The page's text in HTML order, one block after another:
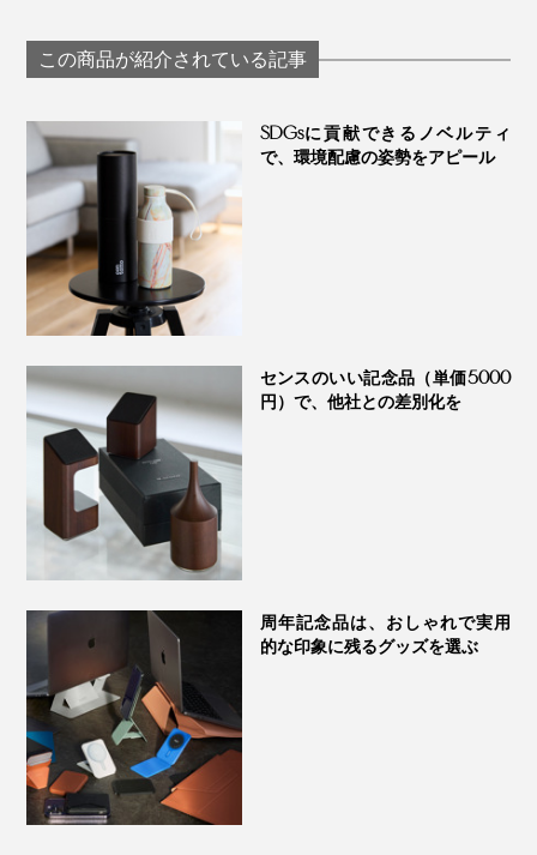
首をマッサージ
耳の後ろから首のつけ根まで、力を入れず、なで下ろす
ように竹ピンを滑らせます。特に凝っている部分には、
竹ピンを押し当てて。
じんわりぽかぽかしてきたら、巡りが良くなってきた合
図です。
ルプブラシ
この商品が紹介されている記事
SDGsに貢献できるノベルティ
で、環境配慮の姿勢をアピール
センスのいい記念品（単価5000
円）で、他社との差別化を
周年記念品は、おしゃれで実用
的な印象に残るグッズを選ぶ